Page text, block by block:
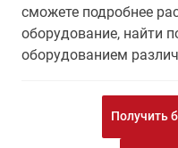
сможете подробнее
оборудование, найти
оборудованием
Получить